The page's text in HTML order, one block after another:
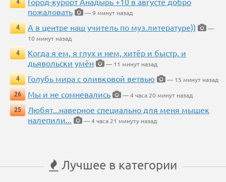
4
пожаловать
— 9 минут назад
4
А в центре наш учитель по муз.литературе))
—
10 минут назад
4
Когда я ем, я глух и нем, хитёр и быстр, и
дьявольски умён
— 11 минут назад
4
Голубь мира с оливковой ветвью
— 15 минут назад
26
Мы и не сомневались
— 4 часа 20 минут назад
25
Любят...наверное специально для меня мышек
налепили...
— 4 часа 21 минуту назад
Лучшее в категории